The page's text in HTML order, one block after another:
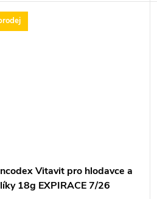
Vitavit pro hlodavce a
18g EXPIRACE 7/26